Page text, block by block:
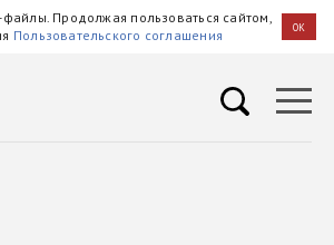
Продолжая пользоваться сайтом,
Пользовательского соглашения OK